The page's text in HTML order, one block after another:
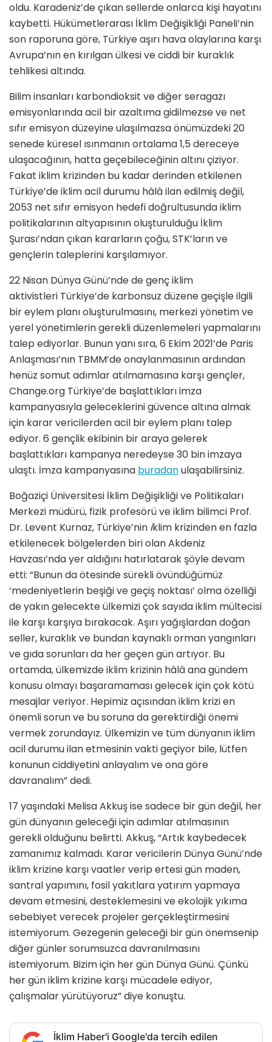
oldu. Karadeniz’de çıkan sellerde onlarca kişi hayatını
kaybetti. Hükümetlerarası İklim Değişikliği Paneli’nin
son raporuna göre, Türkiye aşırı hava olaylarına karşı
Avrupa’nın en kırılgan ülkesi ve ciddi bir kuraklık
tehlikesi altında.
Bilim insanları karbondioksit ve diğer seragazı
emisyonlarında acil bir azaltıma gidilmezse ve net
sıfır emisyon düzeyine ulaşılmazsa önümüzdeki 20
senede küresel ısınmanın ortalama 1,5 dereceye
ulaşacağının, hatta geçebileceğinin altını çiziyor.
Fakat iklim krizinden bu kadar derinden etkilenen
Türkiye’de iklim acil durumu hâlâ ilan edilmiş değil,
2053 net sıfır emisyon hedefi doğrultusunda iklim
politikalarının altyapısının oluşturulduğu İklim
Şurası’ndan çıkan kararların çoğu, STK’ların ve
gençlerin taleplerini karşılamıyor.
22 Nisan Dünya Günü’nde de genç iklim
aktivistleri Türkiye’de karbonsuz düzene geçişle ilgili
bir eylem planı oluşturulmasını, merkezi yönetim ve
yerel yönetimlerin gerekli düzenlemeleri yapmalarını
talep ediyorlar. Bunun yanı sıra, 6 Ekim 2021’de Paris
Anlaşması’nın TBMM’de onaylanmasının ardından
henüz somut adımlar atılmamasına karşı gençler,
Change.org Türkiye’de başlattıkları imza
kampanyasıyla geleceklerini güvence altına almak
için karar vericilerden acil bir eylem planı talep
ediyor. 6 gençlik ekibinin bir araya gelerek
başlattıkları kampanya neredeyse 30 bin imzaya
ulaştı. İmza kampanyasına buradanulaşabilirsiniz.
Boğaziçi Üniversitesi İklim Değişikliği ve Politikaları
Merkezi müdürü, fizik profesörü ve iklim bilimci Prof.
Dr. Levent Kurnaz, Türkiye’nin iklim krizinden en fazla
etkilenecek bölgelerden biri olan Akdeniz
Havzası’nda yer aldığını hatırlatarak şöyle devam
etti: “Bunun da ötesinde sürekli övündüğümüz
‘medeniyetlerin beşiği ve geçiş noktası’ olma özelliği
de yakın gelecekte ülkemizi çok sayıda iklim mültecisi
ile karşı karşıya bırakacak. Aşırı yağışlardan doğan
seller, kuraklık ve bundan kaynaklı orman yangınları
ve gıda sorunları da her geçen gün artıyor. Bu
ortamda, ülkemizde iklim krizinin hâlâ ana gündem
konusu olmayı başaramaması gelecek için çok kötü
mesajlar veriyor. Hepimiz açısından iklim krizi en
önemli sorun ve bu soruna da gerektirdiği önemi
vermek zorundayız. Ülkemizin ve tüm dünyanın iklim
acil durumu ilan etmesinin vakti geçiyor bile, lütfen
konunun ciddiyetini anlayalım ve ona göre
davranalım” dedi.
17 yaşındaki Melisa Akkuş ise sadece bir gün değil, her
gün dünyanın geleceği için adımlar atılmasının
gerekli olduğunu belirtti. Akkuş, “Artık kaybedecek
zamanımız kalmadı. Karar vericilerin Dünya Günü’nde
iklim krizine karşı vaatler verip ertesi gün maden,
santral yapımını, fosil yakıtlara yatırım yapmaya
devam etmesini, desteklemesini ve ekolojik yıkıma
sebebiyet verecek projeler gerçekleştirmesini
istemiyorum. Gezegenin geleceği bir gün önemsenip
diğer günler sorumsuzca davranılmasını
istemiyorum. Bizim için her gün Dünya Günü. Çünkü
her gün iklim krizine karşı mücadele ediyor,
çalışmalar yürütüyoruz” diye konuştu.
İklim Haber'i Google'da tercih edilen